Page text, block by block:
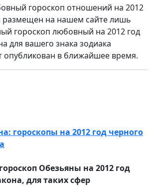
гороскоп отношений на 2012
размещен на нашем сайте лишь
гороскоп любовный на 2012 год
для вашего знака зодиака
опубликован в ближайшее время.
гороскопы на 2012 год черного
Обезьяны на 2012 год
для таких сфер